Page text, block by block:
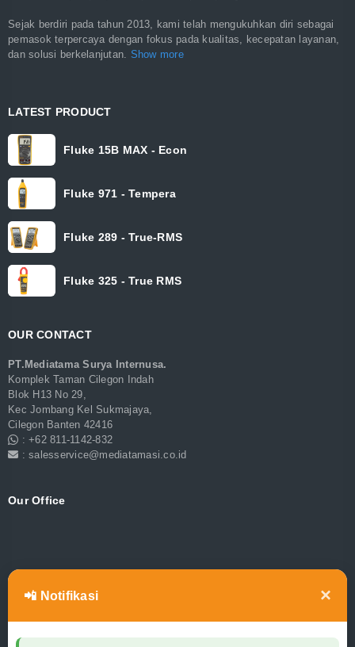
Sejak berdiri pada tahun 2013, kami telah mengukuhkan diri sebagai
pemasok terpercaya dengan fokus pada kualitas, kecepatan layanan,
dan solusi berkelanjutan. Show more
LATEST PRODUCT
Fluke 15B MAX - Econ
Fluke 971 - Tempera
Fluke 289 - True-RMS
Fluke 325 - True RMS
OUR CONTACT
PT.Mediatama Surya Internusa.
Komplek Taman Cilegon Indah
Blok H13 No 29,
Kec Jombang Kel Sukmajaya,
Cilegon Banten 42416
: +62 811-1142-832
: salesservice@mediatamasi.co.id
Our Office
📲 Notifikasi ×